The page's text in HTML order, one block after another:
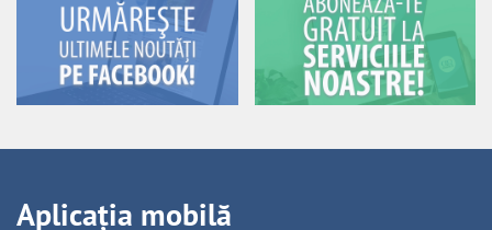
Aplicația mobilă